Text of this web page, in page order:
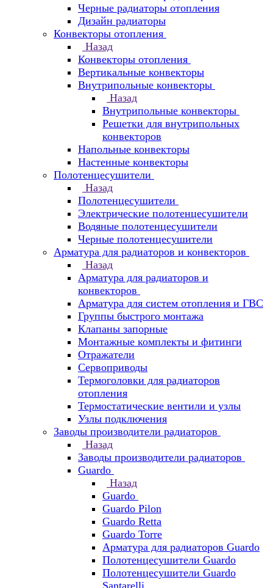
Черные радиаторы отопления
Дизайн радиаторы
Конвекторы отопления
Назад
Конвекторы отопления
Вертикальные конвекторы
Внутрипольные конвекторы
Назад
Внутрипольные конвекторы
Решетки для внутрипольных
конвекторов
Напольные конвекторы
Настенные конвекторы
Полотенцесушители
Назад
Полотенцесушители
Электрические полотенцесушители
Водяные полотенцесушители
Черные полотенцесушители
Арматура для радиаторов и конвекторов
Назад
Арматура для радиаторов и
конвекторов
Арматура для систем отопления и ГВС
Группы быстрого монтажа
Клапаны запорные
Монтажные комплекты и фитинги
Отражатели
Сервоприводы
Термоголовки для радиаторов
отопления
Термостатические вентили и узлы
Узлы подключения
Заводы производители радиаторов
Назад
Заводы производители радиаторов
Guardo
Назад
Guardo
Guardo Pilon
Guardo Retta
Guardo Torre
Арматура для радиаторов Guardo
Полотенцесушители Guardo
Полотенцесушители Guardo
Santarelli